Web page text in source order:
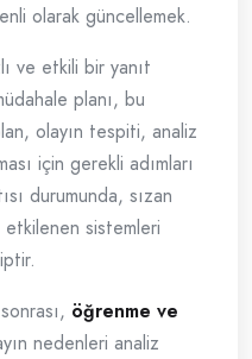
olarak güncellemek.
ve etkili bir yanıt
planı, bu
olayın tespiti, analiz
için gerekli adımları
durumunda, sızan
sistemleri
öğrenme ve
nedenleri analiz